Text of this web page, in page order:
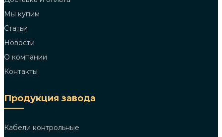
Мы купим
Статьи
Новости
О компании
Контакты
Продукция завода
Кабели контрольные